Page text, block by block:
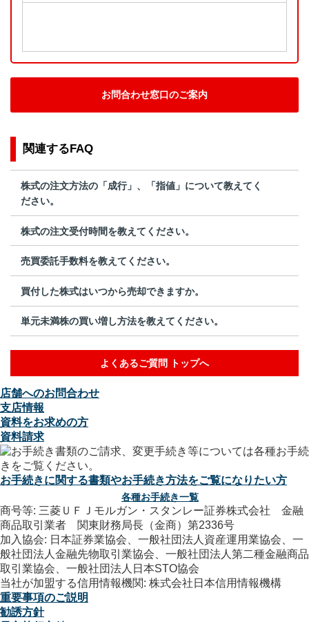
お問合わせ窓口のご案内
関連するFAQ
株式の注文方法の「成行」、「指値」について教えてく
ださい。
株式の注文受付時間を教えてください。
売買委託手数料を教えてください。
買付した株式はいつから売却できますか。
単元未満株の買い増し方法を教えてください。
よくあるご質問 トップへ
店舗へのお問合わせ
支店情報
資料をお求めの方
資料請求
お手続きに関する書類やお手続き方法をご覧になりたい方
各種お手続き一覧
商号等: 三菱ＵＦＪモルガン・スタンレー証券株式会社 金融
商品取引業者 関東財務局長（金商）第2336号
加入協会: 日本証券業協会、一般社団法人資産運用業協会、一
般社団法人金融先物取引業協会、一般社団法人第二種金融商品
取引業協会、一般社団法人日本STO協会
当社が加盟する信用情報機関: 株式会社日本信用情報機構
重要事項のご説明
勧誘方針